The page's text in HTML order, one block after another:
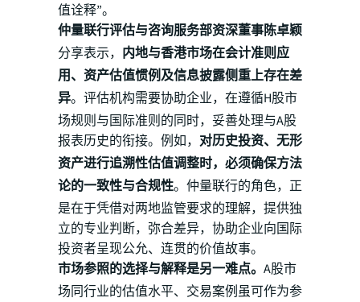
值诠释”。
仲量联行评估与咨询服务部资深董事陈卓颖
分享表示， 内地与香港市场在会计准则应
用、资产估值惯例及信息披露侧重上存在差
异。评估机构需要协助企业，在遵循H股市
场规则与国际准则的同时，妥善处理与A股
报表历史的衔接。例如， 对历史投资、无形
资产进行追溯性估值调整时，必须确保方法
论的一致性与合规性。仲量联行的角色，正
是在于凭借对两地监管要求的理解，提供独
立的专业判断，弥合差异，协助企业向国际
投资者呈现公允、连贯的价值故事。
市场参照的选择与解释是另一难点。 A股市
场同行业的估值水平、交易案例虽可作为参